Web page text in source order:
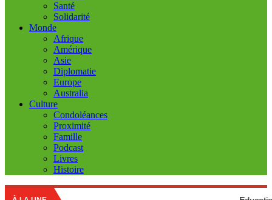
Santé
Solidarité
Monde
Afrique
Amérique
Asie
Diplomatie
Europe
Australia
Culture
Condoléances
Proximité
Famille
Podcast
Livres
Histoire